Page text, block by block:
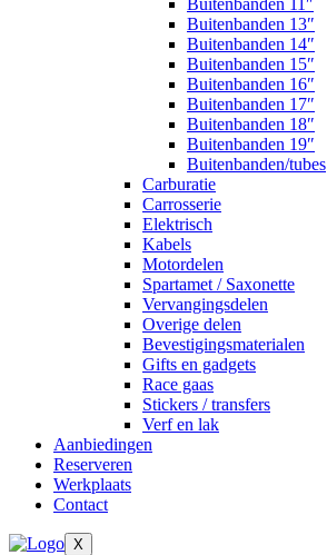
Buitenbanden 11″
Buitenbanden 13″
Buitenbanden 14″
Buitenbanden 15″
Buitenbanden 16″
Buitenbanden 17″
Buitenbanden 18″
Buitenbanden 19″
Buitenbanden/tubes
Carburatie
Carrosserie
Elektrisch
Kabels
Motordelen
Spartamet / Saxonette
Vervangingsdelen
Overige delen
Bevestigingsmaterialen
Gifts en gadgets
Race gaas
Stickers / transfers
Verf en lak
Aanbiedingen
Reserveren
Werkplaats
Contact
X